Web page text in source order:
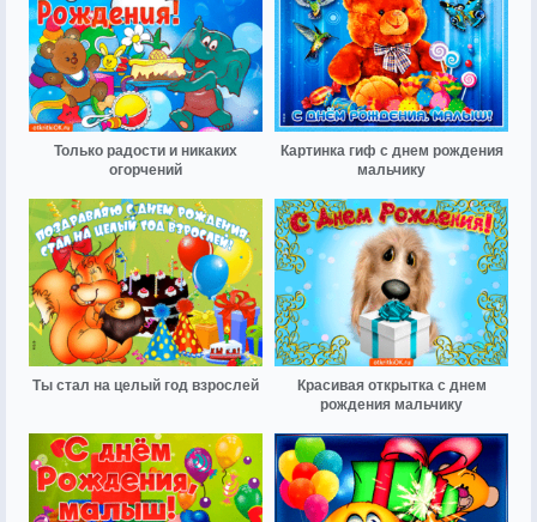
Только радости и никаких
огорчений
Картинка гиф с днем рождения
мальчику
Ты стал на целый год взрослей
Красивая открытка с днем
рождения мальчику